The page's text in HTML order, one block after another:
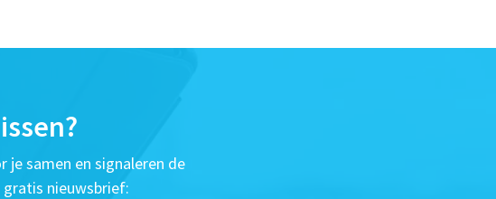
samen en signaleren de
nieuwsbrief: